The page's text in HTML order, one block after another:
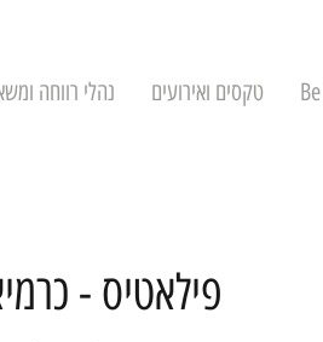
טקסים ואירועים נהלי רווחה
פילאטיס -